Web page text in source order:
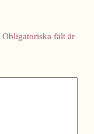
Obligatoriska fält är